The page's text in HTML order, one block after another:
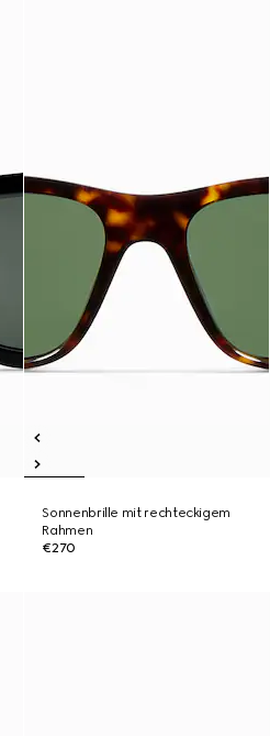
Sonnenbrille mit rechteckigem
Rahmen
€270